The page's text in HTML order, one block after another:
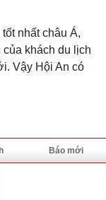
nhất châu Á,
khách du lịch
Vậy Hội An có
Báo mới